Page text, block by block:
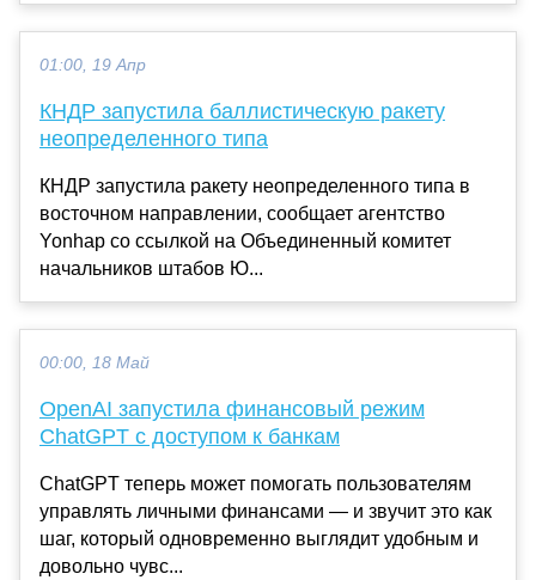
01:00, 19 Апр
КНДР запустила баллистическую ракету
неопределенного типа
КНДР запустила ракету неопределенного типа в
восточном направлении, сообщает агентство
Yonhap со ссылкой на Объединенный комитет
начальников штабов Ю...
00:00, 18 Май
OpenAI запустила финансовый режим
ChatGPT с доступом к банкам
ChatGPT теперь может помогать пользователям
управлять личными финансами — и звучит это как
шаг, который одновременно выглядит удобным и
довольно чувс...